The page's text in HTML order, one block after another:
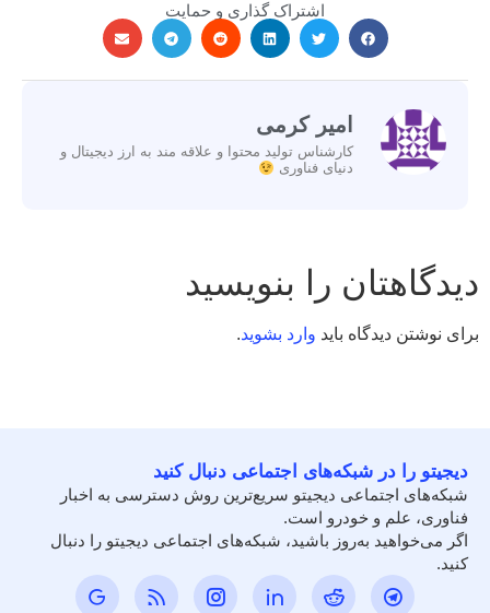
اشتراک گذاری و حمایت
امیر کرمی
کارشناس تولید محتوا و علاقه مند به ارز دیجیتال و
دنیای فناوری
دیدگاهتان را بنویسید
برای نوشتن دیدگاه باید وارد بشوید.
دیجیتو را در شبکه‌های اجتماعی دنبال کنید
شبکه‌های اجتماعی دیجیتو سریع‌ترین روش دسترسی به اخبار
فناوری، علم و خودرو است.
اگر می‌خواهید به‌روز باشید، شبکه‌های اجتماعی دیجیتو را دنبال
کنید.